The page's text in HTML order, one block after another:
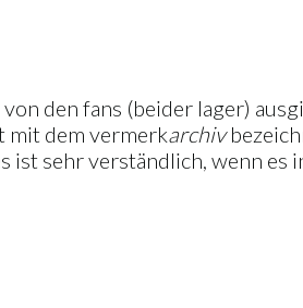
den fans (beider lager)
mit dem vermerkarchiv
ist sehr verständlich, wenn